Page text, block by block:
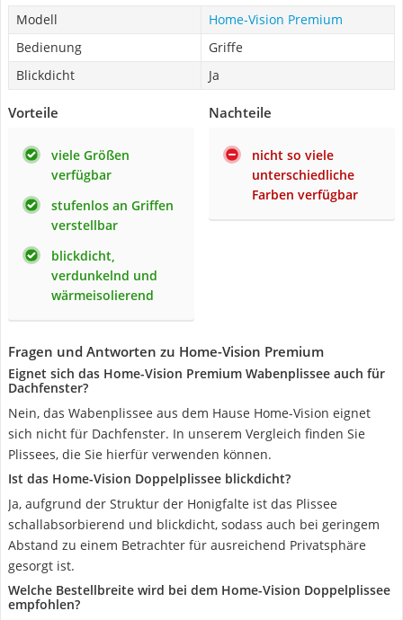
Modell
Home-Vision Premium
Bedienung
Griffe
Blickdicht
Ja
Vorteile
viele Größen
verfügbar
stufenlos an Griffen
verstellbar
blickdicht,
verdunkelnd und
wärmeisolierend
Nachteile
nicht so viele
unterschiedliche
Farben verfügbar
Fragen und Antworten zu Home-Vision Premium
Eignet sich das Home-Vision Premium Wabenplissee auch für
Dachfenster?
Nein, das Wabenplissee aus dem Hause Home-Vision eignet
sich nicht für Dachfenster. In unserem Vergleich finden Sie
Plissees, die Sie hierfür verwenden können.
Ist das Home-Vision Doppelplissee blickdicht?
Ja, aufgrund der Struktur der Honigfalte ist das Plissee
schallabsorbierend und blickdicht, sodass auch bei geringem
Abstand zu einem Betrachter für ausreichend Privatsphäre
gesorgt ist.
Welche Bestellbreite wird bei dem Home-Vision Doppelplissee
empfohlen?